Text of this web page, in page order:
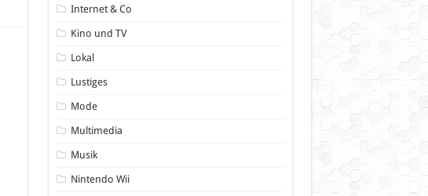
Internet & Co
Kino und TV
Lokal
Lustiges
Mode
Multimedia
Musik
Nintendo Wii